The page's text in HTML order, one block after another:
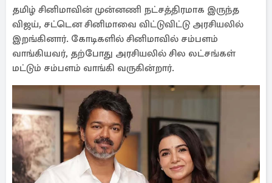
தமிழ் சினிமாவின் முன்னணி நட்சத்திரமாக இருந்த
விஜய், சட்டென சினிமாவை விட்டுவிட்டு அரசியலில்
இறங்கினார். கோடிகளில் சினிமாவில் சம்பளம்
வாங்கியவர், தற்போது அரசியலில் சில லட்சங்கள்
மட்டும் சம்பளம் வாங்கி வருகின்றார்.